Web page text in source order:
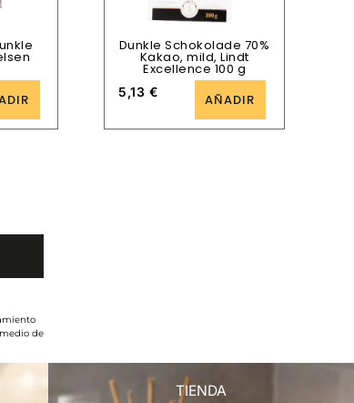
Dunkle Schokolade 70%
Kakao, mild, Lindt
Excellence 100 g
5,13 € AÑADIR
de
TIENDA